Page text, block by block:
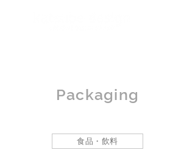
Packaging
食品・飲料